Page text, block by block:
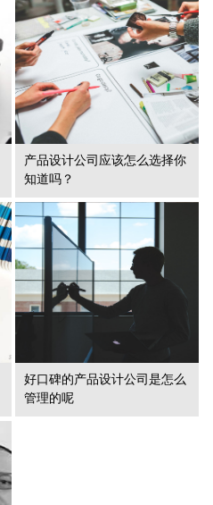
产品设计公司应该怎么选择你
知道吗？
好口碑的产品设计公司是怎么
管理的呢